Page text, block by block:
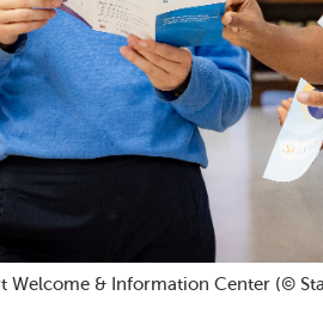
Welcome & Information Center (©